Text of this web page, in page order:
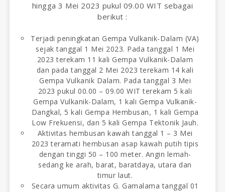
hingga 3 Mei 2023 pukul 09.00 WIT sebagai
berikut :
Terjadi peningkatan Gempa Vulkanik-Dalam (VA)
sejak tanggal 1 Mei 2023. Pada tanggal 1 Mei
2023 terekam 11 kali Gempa Vulkanik-Dalam
dan pada tanggal 2 Mei 2023 terekam 14 kali
Gempa Vulkanik Dalam. Pada tanggal 3 Mei
2023 pukul 00.00 – 09.00 WIT terekam 5 kali
Gempa Vulkanik-Dalam, 1 kali Gempa Vulkanik-
Dangkal, 5 kali Gempa Hembusan, 1 kali Gempa
Low Frekuensi, dan 5 kali Gempa Tektonik Jauh.
Aktivitas hembusan kawah tanggal 1 – 3 Mei
2023 teramati hembusan asap kawah putih tipis
dengan tinggi 50 – 100 meter. Angin lemah-
sedang ke arah, barat, baratdaya, utara dan
timur laut.
Secara umum aktivitas G. Gamalama tanggal 01